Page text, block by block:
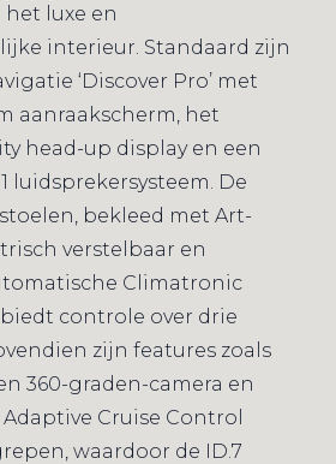
luxe en
interieur. Standaard zijn
‘Discover Pro’ met
aanraakscherm, het
head-up display en een
luidsprekersysteem. De
bekleed met Art-
verstelbaar en
Climatronic
controle over drie
zijn features zoals
360-graden-camera en
Cruise Control
waardoor de ID.7